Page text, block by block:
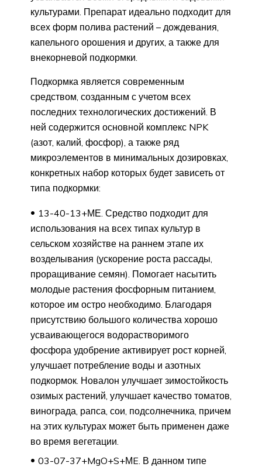
культурами. Препарат идеально подходит для
всех форм полива растений – дождевания,
капельного орошения и других, а также для
внекорневой подкормки.
Подкормка является современным
средством, созданным с учетом всех
последних технологических достижений. В
ней содержится основной комплекс NPK
(азот, калий, фосфор), а также ряд
микроэлементов в минимальных дозировках,
конкретных набор которых будет зависеть от
типа подкормки:
13-40-13+МЕ. Средство подходит для
использования на всех типах культур в
сельском хозяйстве на раннем этапе их
возделывания (ускорение роста рассады,
проращивание семян). Помогает насытить
молодые растения фосфорным питанием,
которое им остро необходимо. Благодаря
присутствию большого количества хорошо
усваивающегося водорастворимого
фосфора удобрение активирует рост корней,
улучшает потребление воды и азотных
подкормок. Новалон улучшает зимостойкость
озимых растений, улучшает качество томатов,
винограда, рапса, сои, подсолнечника, причем
на этих культурах может быть применен даже
во время вегетации.
03-07-37+MgO+S+МE. В данном типе